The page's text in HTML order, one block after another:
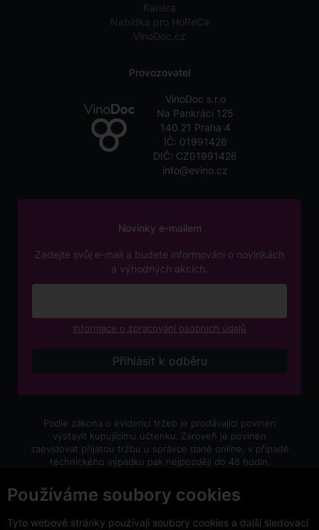
Používáme soubory cookies
Tyto webové stránky používají soubory cookies a další sledovací
Kariéra
Nabídka pro HoReCa
VinoDoc.cz
Provozovatel
VinoDoc s.r.o
Na Pankráci 125
140 21 Praha 4
IČ: 01991426
DIČ: CZ01991426
info@evino.cz
Novinky e-mailem
Zadejte svůj e-mail a budete informováni o novinkách
a výhodných akcích.
Informace o zpracování osobních údajů
Podle zákona o evidenci tržeb je prodávající povinen
vystavit kupujícímu účtenku. Zároveň je povinen
zaevidovat přijatou tržbu u správce daně online, v případě
technického výpadku pak nejpozději do 48 hodin.
nápojů osobám mladším 18 let.